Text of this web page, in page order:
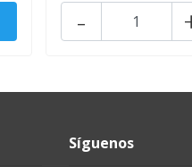
-
Síguenos